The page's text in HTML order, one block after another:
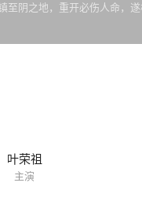
必伤人命，遂极力反对。而镇
叶荣祖
主演